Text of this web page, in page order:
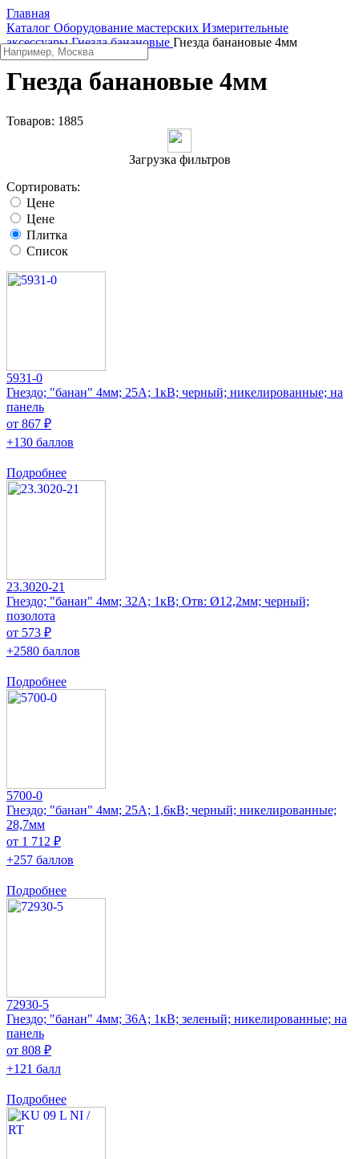
Главная
Каталог Оборудование мастерских Измерительные
аксессуары Гнезда банановые Гнезда банановые 4мм
Гнезда банановые 4мм
Товаров: 1885
Загрузка фильтров
Сортировать:
Цене
Цене
Плитка
Список
5931-0
Гнездо; "банан" 4мм; 25А; 1кВ; черный; никелированные; на
панель
от 867 ₽
+130 баллов
Подробнее
23.3020-21
Гнездо; "банан" 4мм; 32А; 1кВ; Отв: Ø12,2мм; черный;
позолота
от 573 ₽
+2580 баллов
Подробнее
5700-0
Гнездо; "банан" 4мм; 25А; 1,6кВ; черный; никелированные;
28,7мм
от 1 712 ₽
+257 баллов
Подробнее
72930-5
Гнездо; "банан" 4мм; 36А; 1кВ; зеленый; никелированные; на
панель
от 808 ₽
+121 балл
Подробнее